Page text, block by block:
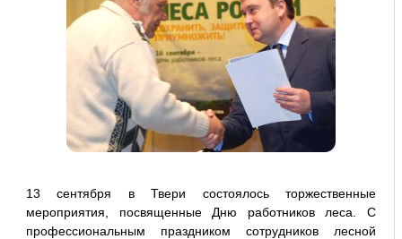
13 сентября в Твери состоялось торжественные
мероприятия, посвященные Дню работников леса. С
профессиональным праздником сотрудников лесной